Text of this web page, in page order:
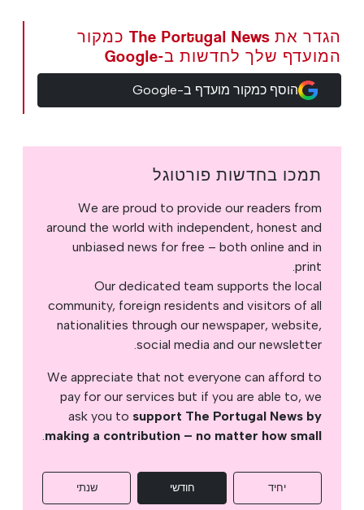
הגדר את The Portugal News כמקור
המועדף שלך לחדשות ב-Google
הוסף כמקור מועדף ב-Google
תמכו בחדשות פורטוגל
We are proud to provide our readers from
around the world with independent, honest and
unbiased news for free – both online and in
print.
Our dedicated team supports the local
community, foreign residents and visitors of all
nationalities through our newspaper, website,
social media and our newsletter.
We appreciate that not everyone can afford to
pay for our services but if you are able to, we
ask you to support The Portugal News by
making a contribution – no matter how small
.
יחיד חודשי שנתי